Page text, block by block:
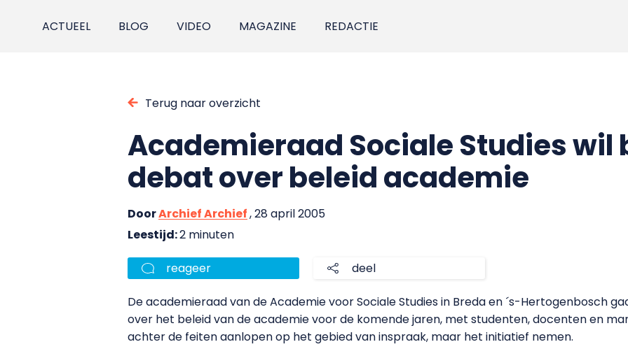
ACTUEEL BLOG VIDEO MAGAZINE REDACTIE
Terug naar overzicht
Academieraad Sociale Studies wil
debat over beleid academie
DoorArchief Archief, 28 april 2005
Leestijd:2 minuten
reageer deel
De academieraad van de Academie voor Sociale Studies in Breda en ´s-Hertogenbosch
over het beleid van de academie voor de komende jaren, met studenten, docenten en
achter de feiten aanlopen op het gebied van inspraak, maar het initiatief nemen.